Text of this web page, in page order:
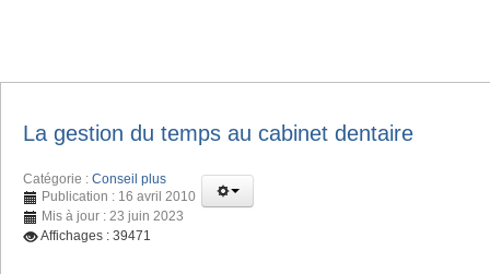
La gestion du temps au cabinet dentaire
Catégorie : Conseil plus
Publication : 16 avril 2010
Mis à jour : 23 juin 2023
Affichages : 39471